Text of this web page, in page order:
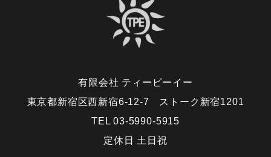
有限会社 ティーピーイー
東京都新宿区西新宿6-12-7 ストーク新宿1201
TEL 03-5990-5915
定休日 土日祝